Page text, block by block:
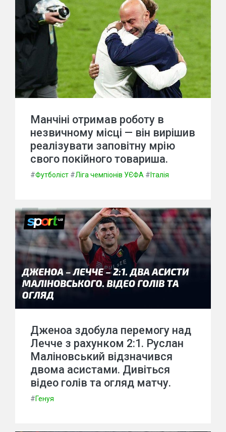
Манчіні отримав роботу в
незвичному місці — він вирішив
реалізувати заповітну мрію
свого покійного товариша.
#Футболіст #Ліга чемпіонів УЄФА # Італія
Дженоа здобула перемогу над
Лечче з рахунком 2:1. Руслан
Маліновський відзначився
двома асистами. Дивіться
відео голів та огляд матчу.
#Генуя